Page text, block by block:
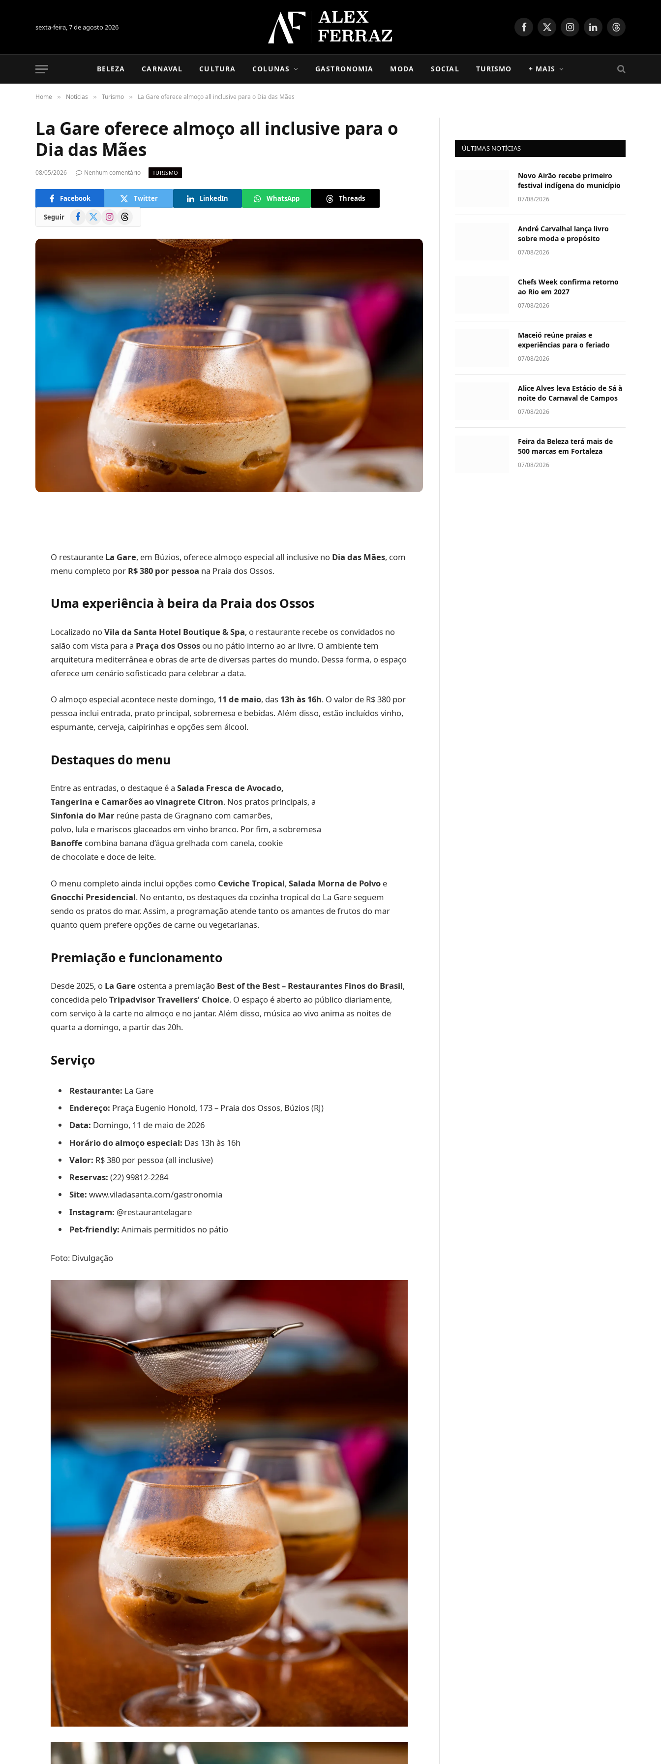
sexta-feira, 7 de agosto 2026 Facebook
X
InstagramLinkedInThreads
BELEZA CARNAVAL CULTURA COLUNAS GASTRONOMIA MODA SOCIAL TURISMO + MAIS
Home » Notícias » Turismo » La Gare oferece almoço all inclusive para o Dia das Mães
La Gare oferece almoço all inclusive para o
Dia das Mães
08/05/2026 Nenhum comentário TURISMO
Facebook Twitter LinkedIn WhatsApp Threads
Seguir Facebook
(Twitter)
InstagramThreads
O restaurante La Gare, em Búzios, oferece almoço especial all inclusive no Dia das Mães, com
menu completo por R$ 380 por pessoa na Praia dos Ossos.
Uma experiência à beira da Praia dos Ossos
Localizado noVila da Santa Hotel Boutique & Spa, o restaurante recebe os convidados no
salão com vista para a Praça dos Ossos ou no pátio interno ao ar livre. O ambiente tem
arquitetura mediterrânea e obras de arte de diversas partes do mundo. Dessa forma, o espaço
oferece um cenário sofisticado para celebrar a data.
O almoço especial acontece neste domingo, 11 de maio, das 13h às 16h. O valor de R$ 380 por
pessoa inclui entrada, prato principal, sobremesa e bebidas. Além disso, estão incluídos vinho,
espumante, cerveja, caipirinhas e opções sem álcool.
Destaques do menu
Entre as entradas, o destaque é a Salada Fresca de Avocado,
Tangerina e Camarões ao vinagrete Citron. Nos pratos principais, a
Sinfonia do Mar reúne pasta de Gragnano com camarões,
polvo, lula e mariscos glaceados em vinho branco. Por fim, a sobremesa
Banoffe combina banana d’água grelhada com canela, cookie
de chocolate e doce de leite.
O menu completo ainda inclui opções como Ceviche Tropical, Salada Morna de Polvo e
Gnocchi Presidencial. No entanto, os destaques da cozinha tropical do La Gare seguem
sendo os pratos do mar. Assim, a programação atende tanto os amantes de frutos do mar
quanto quem prefere opções de carne ou vegetarianas.
Premiação e funcionamento
Desde 2025, o La Gare ostenta a premiação Best of the Best – Restaurantes Finos do Brasil,
concedida peloTripadvisor Travellers’ Choice. O espaço é aberto ao público diariamente,
com serviço à la carte no almoço e no jantar. Além disso, música ao vivo anima as noites de
quarta a domingo, a partir das 20h.
Serviço
Restaurante: La Gare
Endereço: Praça Eugenio Honold, 173 – Praia dos Ossos, Búzios (RJ)
Data: Domingo, 11 de maio de 2026
Horário do almoço especial: Das 13h às 16h
Valor: R$ 380 por pessoa (all inclusive)
Reservas: (22) 99812-2284
Site: www.viladasanta.com/gastronomia
Instagram: @restaurantelagare
Pet-friendly: Animais permitidos no pátio
Foto: Divulgação
ÚLTIMAS NOTÍCIAS
Novo Airão recebe primeiro
festival indígena do município
07/08/2026
André Carvalhal lança livro
sobre moda e propósito
07/08/2026
Chefs Week confirma retorno
ao Rio em 2027
07/08/2026
Maceió reúne praias e
experiências para o feriado
07/08/2026
Alice Alves leva Estácio de Sá à
noite do Carnaval de Campos
07/08/2026
Feira da Beleza terá mais de
500 marcas em Fortaleza
07/08/2026